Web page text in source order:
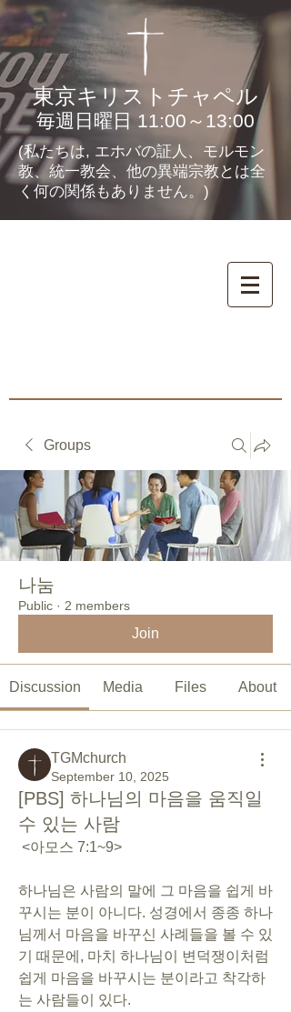
東京キリストチャペル
毎週日曜日 11:00～13:00
(私たちは, エホバの証人、モルモン
教、統一教会、他の異端宗教とは全
く何の関係もありません。)
Groups
나눔
Public · 2 members
Join
Discussion Media Files About
TGMchurch
September 10, 2025
[PBS] 하나님의 마음을 움직일
수 있는 사람
<아모스 7:1~9>
하나님은 사람의 말에 그 마음을 쉽게 바
꾸시는 분이 아니다. 성경에서 종종 하나
님께서 마음을 바꾸신 사례들을 볼 수 있
기 때문에, 마치 하나님이 변덕쟁이처럼
쉽게 마음을 바꾸시는 분이라고 착각하
는 사람들이 있다.